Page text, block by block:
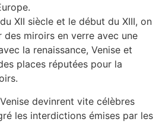
XII siècle et le début du XIII, on
miroirs en verre avec une
la renaissance, Venise et
places réputées pour la
devinrent vite célèbres
les interdictions émises par les